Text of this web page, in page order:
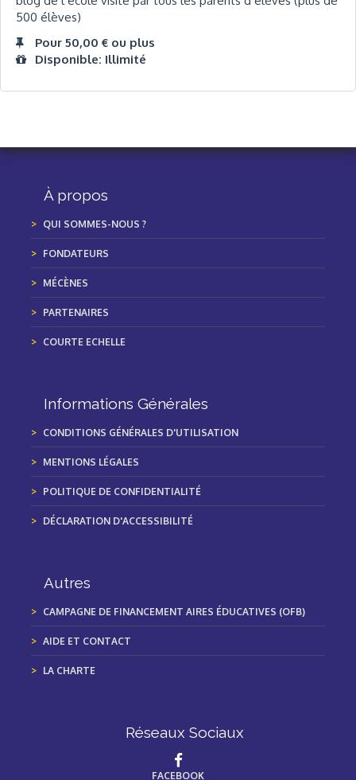
500 élèves)
Pour 50,00 € ou plus
Disponible: Illimité
À propos
QUI SOMMES-NOUS ?
FONDATEURS
MÉCÈNES
PARTENAIRES
COURTE ECHELLE
Informations Générales
CONDITIONS GÉNÉRALES D'UTILISATION
MENTIONS LÉGALES
POLITIQUE DE CONFIDENTIALITÉ
DÉCLARATION D'ACCESSIBILITÉ
Autres
CAMPAGNE DE FINANCEMENT AIRES ÉDUCATIVES (OFB)
AIDE ET CONTACT
LA CHARTE
Réseaux Sociaux
FACEBOOK